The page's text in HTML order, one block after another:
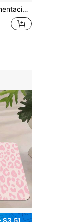
cuencos de comida y agua de las mascotas, rectangular y multiusos
$3.51